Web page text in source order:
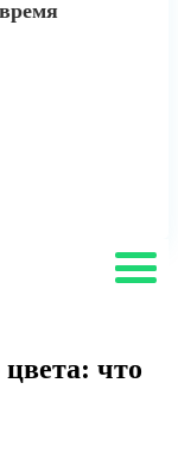
цвета: что